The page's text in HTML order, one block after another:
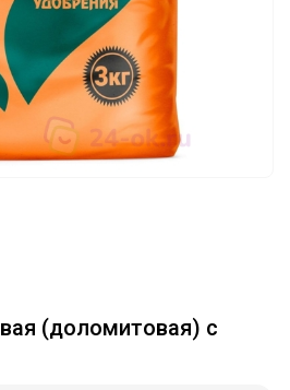
(доломитовая) с